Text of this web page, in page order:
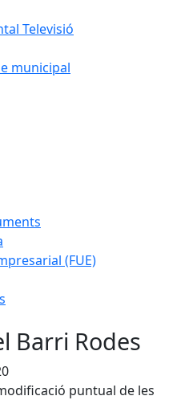
Televisió
municipal
(FUE)
Barri Rodes
puntual de les